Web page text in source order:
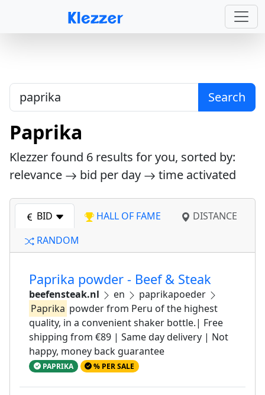
Search
Paprika
Klezzer found 6 results for you, sorted by:
relevance
bid per day time activated
BID HALL OF FAME
DISTANCE
RANDOM
Paprika powder - Beef & Steak
beefensteak.nl en
paprikapoeder
Paprika powder from Peru of the highest
quality, in a convenient shaker bottle.| Free
shipping from €89 | Same day delivery | Not
happy, money back guarantee
PAPRIKA % PER SALE